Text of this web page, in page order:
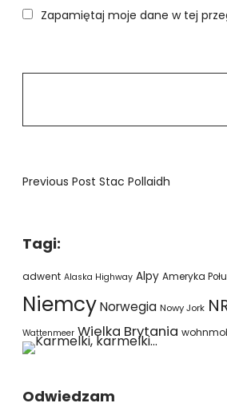
Zapamiętaj moje dane w tej
Previous Post Stac Pollaidh
Tagi:
adwent Alaska Highway Alpy Ameryka
NiemcyNorwegia Nowy Jork
Wattenmeer Wielka Brytania
Odwiedzam